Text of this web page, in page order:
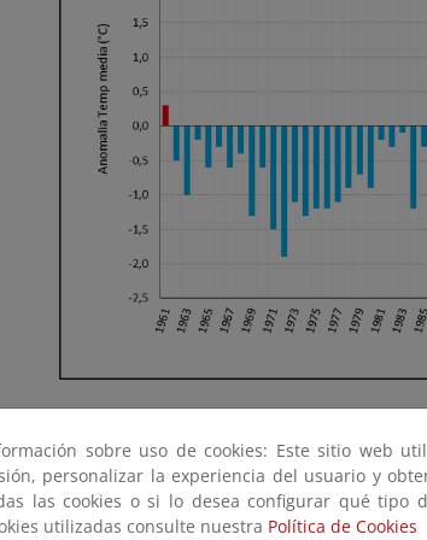
Serie de anomalías de la temperatura media
1991-2020)
Geográficamente, 2025 fue
amplias zonas del este y sur. En el resto
sobre uso de cookies: Este sitio web
personalizar la experiencia del usuario y
las cookies o si lo desea configurar qué tipo
utilizadas consulte nuestra Política de Cookies